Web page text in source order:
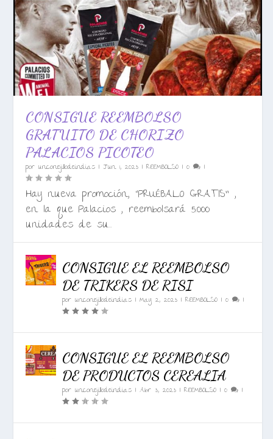
CONSIGUE REEMBOLSO
GRATUITO DE CHORIZO
PALACIOS PICOTEO
porunconejillodeindias | Jun 1, 2023 |REEMBOLSO |0 |
Hay nueva promoción, “PRUÉBALO GRATIS” ,
en la que Palacios , reembolsará 5.000
unidades de su...
CONSIGUE EL REEMBOLSO
DE TRIKERS DE RISI
porunconejillodeindias |May 2, 2023 |REEMBOLSO |0 |
CONSIGUE EL REEMBOLSO
DE PRODUCTOS CEREALIA
porunconejillodeindias |Abr 3, 2023 |REEMBOLSO |0 |